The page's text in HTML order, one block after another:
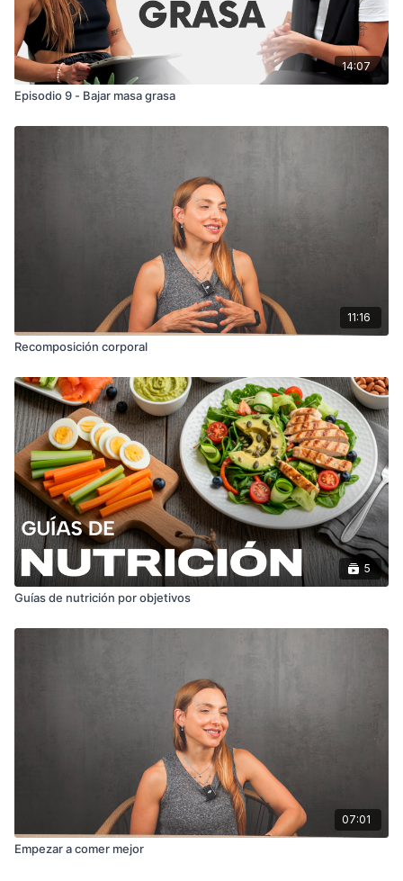
14:07
Episodio 9 - Bajar masa grasa
11:16
Recomposición corporal
5
Guías de nutrición por objetivos
07:01
Empezar a comer mejor